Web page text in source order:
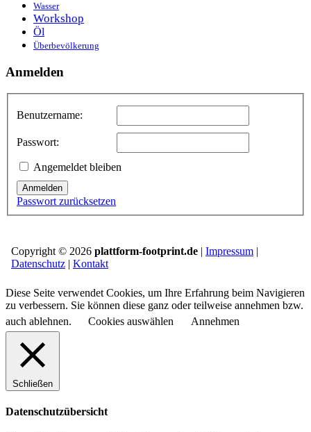
Wasser
Workshop
Öl
Überbevölkerung
Anmelden
Benutzername:
Passwort:
Angemeldet bleiben
Anmelden
Passwort zurücksetzen
Copyright © 2026 plattform-footprint.de | Impressum |
Datenschutz | Kontakt
Diese Seite verwendet Cookies, um Ihre Erfahrung beim Navigieren
zu verbessern. Sie können diese ganz oder teilweise annehmen bzw.
auch ablehnen.
Cookies auswählen Annehmen
Schließen
Datenschutzübersicht